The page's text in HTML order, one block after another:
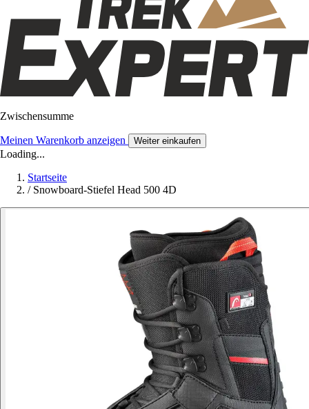
Zwischensumme
Meinen Warenkorb anzeigen Weiter einkaufen
Loading...
Startseite
/ Snowboard-Stiefel Head 500 4D